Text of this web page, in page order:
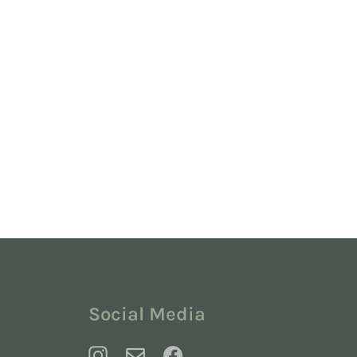
Social Media